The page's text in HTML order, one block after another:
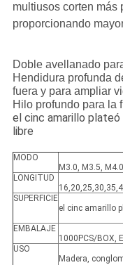
multiusos corten más
proporcionando
Doble avellanado
Hendidura profunda
fuera y para ampliar
Hilo profundo para la
el cinc amarillo plateó
libre
MODO
M3.0, M3.5,
LONGITUD
SUPERFICIE
el cinc amarillo
EMBALAJE
1000PCS/BOX,
USO
Madera,